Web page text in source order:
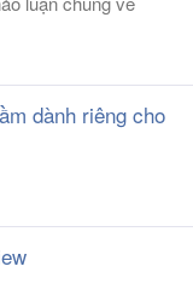
dành riêng cho